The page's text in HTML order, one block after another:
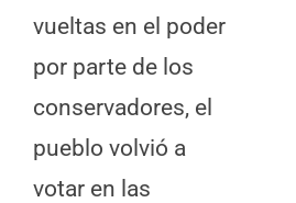
vueltas en el poder
por parte de los
conservadores, el
pueblo volvió a
votar en las